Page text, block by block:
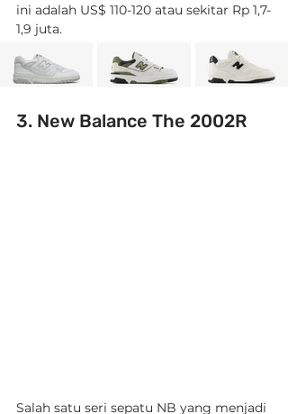
ini adalah US$ 110-120 atau sekitar Rp 1,7-
1,9 juta.
3. New Balance The 2002R
Salah satu seri sepatu NB yang menjadi